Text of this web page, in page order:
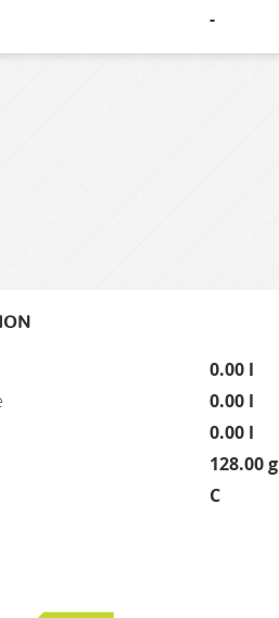
-
0.00 l
0.00 l
0.00 l
128.00 g
C